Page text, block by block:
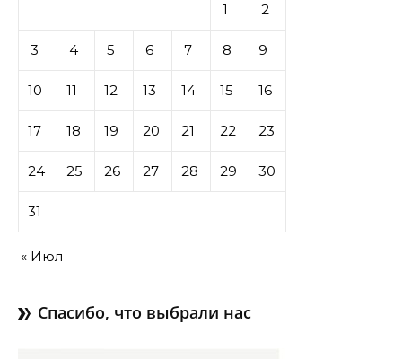
1 2
3 4 5 6 7 8 9
10 11 12 13 14 15 16
17 18 19 20 21 22 23
24 25 26 27 28 29 30
31
« Июл
Спасибо, что выбрали нас